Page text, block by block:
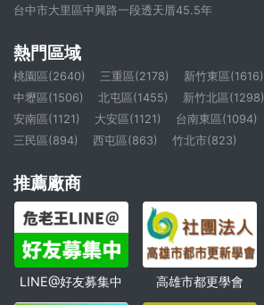
台中市大里區中興路一段透天厝45.5年
熱門區域
桃園區(2640) 三重區(2178) 新竹東區(1616)
中壢區(1506)
北屯區(1455) 新竹北區(1298)
安南區(1121)
大安區(1121) 台南東區(1094)
三民區(894)
西屯區(863) 竹北市(823)
推薦廠商
LINE@好友募集中 高雄市都更學會